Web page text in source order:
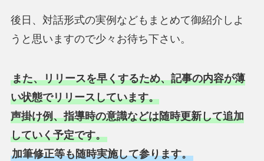
後日、対話形式の実例などもまとめて御紹介しよ
うと思いますので少々お待ち下さい。
また、リリースを早くするため、記事の内容が薄
い状態でリリースしています。
声掛け例、指導時の意識などは随時更新して追加
していく予定です。
加筆修正等も随時実施して参ります。